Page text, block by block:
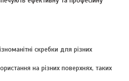
скребки для різних
на різних поверхнях, таких